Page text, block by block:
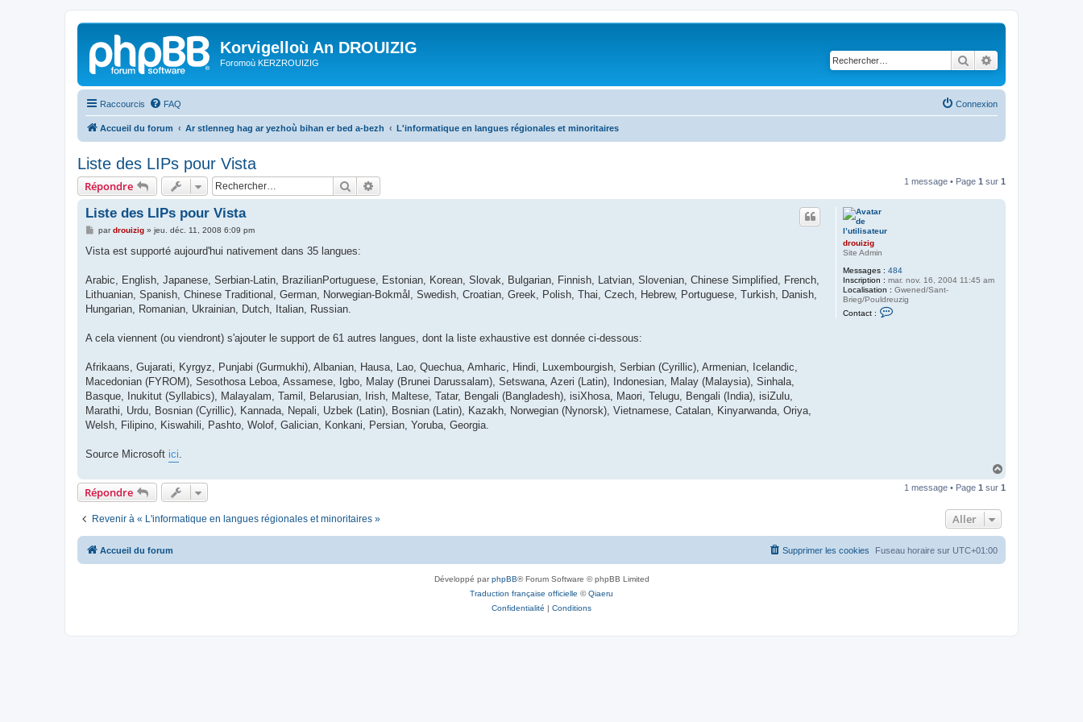
Korvigelloù An DROUIZIG
Foromoù KERZROUIZIG Rechercher
Raccourcis FAQ Connexion
Accueil du forum Ar stlenneg hag ar yezhoù bihan er bed a-bezh L'informatique en langues régionales et minoritaires
Liste des LIPs pour Vista
Répondre Rechercher 1 message • Page 1 sur 1
drouizig
Site Admin
Messages : 484
Inscription : mar. nov. 16, 2004 11:45 am
Localisation : Gwened/Sant-
Brieg/Pouldreuzig
Contact :
Liste des LIPs pour Vista
M
s
g
pardrouizig» jeu. déc. 11, 2008 6:09 pm
Vista est supporté aujourd'hui nativement dans 35 langues:
Arabic, English, Japanese, Serbian-Latin, BrazilianPortuguese, Estonian, Korean, Slovak, Bulgarian, Finnish, Latvian, Slovenian, Chinese Simplified, French,
Lithuanian, Spanish, Chinese Traditional, German, Norwegian-Bokmål, Swedish, Croatian, Greek, Polish, Thai, Czech, Hebrew, Portuguese, Turkish, Danish,
Hungarian, Romanian, Ukrainian, Dutch, Italian, Russian.
A cela viennent (ou viendront) s'ajouter le support de 61 autres langues, dont la liste exhaustive est donnée ci-dessous:
Afrikaans, Gujarati, Kyrgyz, Punjabi (Gurmukhi), Albanian, Hausa, Lao, Quechua, Amharic, Hindi, Luxembourgish, Serbian (Cyrillic), Armenian, Icelandic,
Macedonian (FYROM), Sesothosa Leboa, Assamese, Igbo, Malay (Brunei Darussalam), Setswana, Azeri (Latin), Indonesian, Malay (Malaysia), Sinhala,
Basque, Inukitut (Syllabics), Malayalam, Tamil, Belarusian, Irish, Maltese, Tatar, Bengali (Bangladesh), isiXhosa, Maori, Telugu, Bengali (India), isiZulu,
Marathi, Urdu, Bosnian (Cyrillic), Kannada, Nepali, Uzbek (Latin), Bosnian (Latin), Kazakh, Norwegian (Nynorsk), Vietnamese, Catalan, Kinyarwanda, Oriya,
Welsh, Filipino, Kiswahili, Pashto, Wolof, Galician, Konkani, Persian, Yoruba, Georgia.
Source Microsoft ici
u
Répondre 1 message • Page 1 sur 1
Revenir à « L'informatique en langues régionales et minoritaires » Aller
Accueil du forum Fuseau horaire sur UTC+01:00
Supprimer les cookies
Développé parphpBB® Forum Software © phpBB Limited
Traduction française officielle ©Qiaeru
Confidentialité | Conditions